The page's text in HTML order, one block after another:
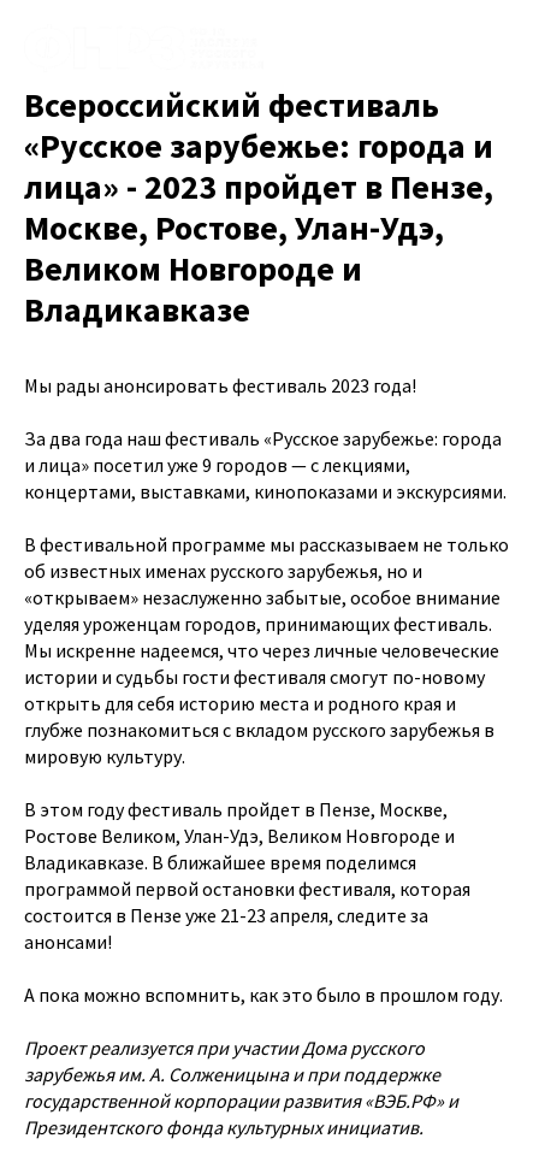
Всероссийский фестиваль
«Русское зарубежье: города и
лица» - 2023 пройдет в Пензе,
Москве, Ростове, Улан-Удэ,
Великом Новгороде и
Владикавказе
Мы рады анонсировать фестиваль 2023 года!
За два года наш фестиваль «Русское зарубежье: города
и лица» посетил уже 9 городов — с лекциями,
концертами, выставками, кинопоказами и экскурсиями.
В фестивальной программе мы рассказываем не только
об известных именах русского зарубежья, но и
«открываем» незаслуженно забытые, особое внимание
уделяя уроженцам городов, принимающих фестиваль.
Мы искренне надеемся, что через личные человеческие
истории и судьбы гости фестиваля смогут по-новому
открыть для себя историю места и родного края и
глубже познакомиться с вкладом русского зарубежья в
мировую культуру.
В этом году фестиваль пройдет в Пензе, Москве,
Ростове Великом, Улан-Удэ, Великом Новгороде и
Владикавказе. В ближайшее время поделимся
программой первой остановки фестиваля, которая
состоится в Пензе уже 21-23 апреля, следите за
анонсами!
А пока можно вспомнить, как это было в прошлом году.
Проект реализуется при участии Дома русского
зарубежья им. А. Солженицына и при поддержке
государственной корпорации развития «ВЭБ.РФ» и
Президентского фонда культурных инициатив.